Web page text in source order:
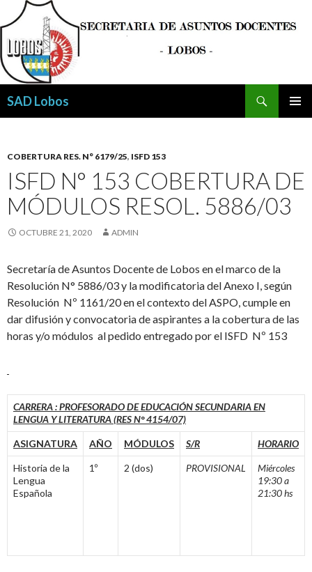
SAD Lobos
COBERTURA RES. N° 6179/25, ISFD 153
ISFD N° 153 COBERTURA DE
MÓDULOS RESOL. 5886/03
OCTUBRE 21, 2020 ADMIN
Secretaría de Asuntos Docente de Lobos en el marco de la
Resolución N° 5886/03 y la modificatoria del Anexo I, según
Resolución Nº 1161/20 en el contexto del ASPO, cumple en
dar difusión y convocatoria de aspirantes a la cobertura de las
horas y/o módulos al pedido entregado por el ISFD Nº 153
CARRERA : PROFESORADO DE EDUCACIÓN SECUNDARIA EN
LENGUA Y LITERATURA (RES N° 4154/07)
ASIGNATURA AÑO MÓDULOS S/R HORARIO
Historia de la
Lengua
Española
1º 2 (dos) PROVISIONAL
Miércoles
19:30 a
21:30 hs